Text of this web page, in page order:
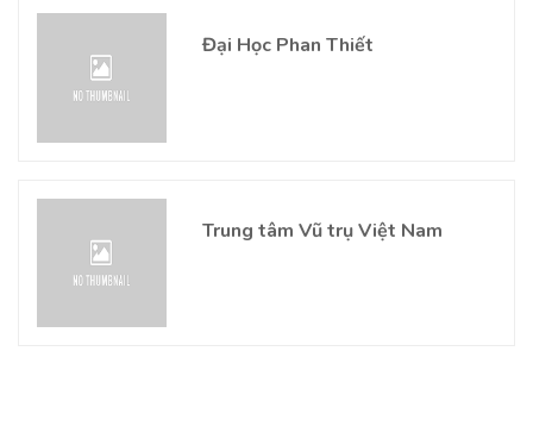
Đại Học Phan Thiết
Trung tâm Vũ trụ Việt Nam